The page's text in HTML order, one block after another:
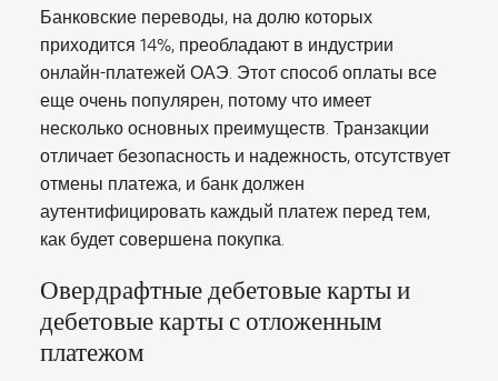
Банковские переводы, на долю которых
приходится 14%, преобладают в индустрии
онлайн-платежей ОАЭ. Этот способ оплаты все
еще очень популярен, потому что имеет
несколько основных преимуществ. Транзакции
отличает безопасность и надежность, отсутствует
отмены платежа, и банк должен
аутентифицировать каждый платеж перед тем,
как будет совершена покупка.
Овердрафтные дебетовые карты и
дебетовые карты с отложенным
платежом